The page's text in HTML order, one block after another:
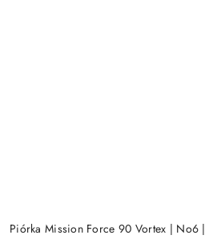
Piórka Mission Force 90 Vortex | No6 |